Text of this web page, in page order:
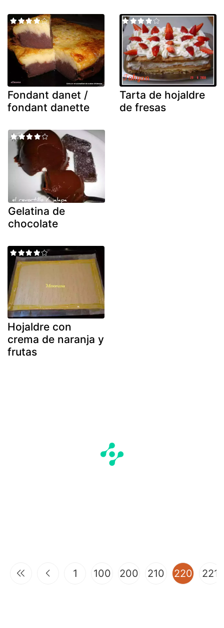
Fondant danet /
fondant danette
Tarta de hojaldre
de fresas
Gelatina de
chocolate
Hojaldre con
crema de naranja y
frutas
1 100 200 210 220 221